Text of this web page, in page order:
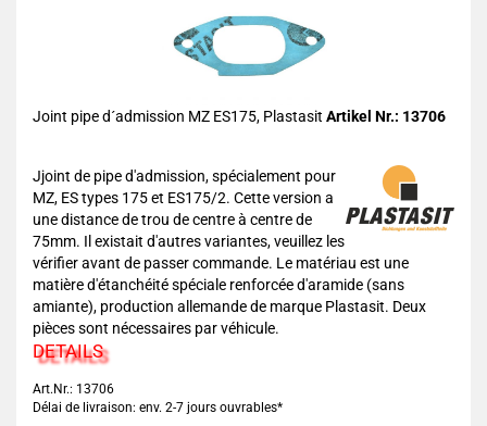
Joint pipe d´admission MZ ES175, Plastasit Artikel Nr.: 13706
Jjoint de pipe d'admission, spécialement pour
MZ, ES types 175 et ES175/2. Cette version a
une distance de trou de centre à centre de
75mm. Il existait d'autres variantes, veuillez les
vérifier avant de passer commande. Le matériau est une
matière d'étanchéité spéciale renforcée d'aramide (sans
amiante), production allemande de marque Plastasit. Deux
pièces sont nécessaires par véhicule.
DETAILS
Art.Nr.: 13706
Délai de livraison: env. 2-7 jours ouvrables*